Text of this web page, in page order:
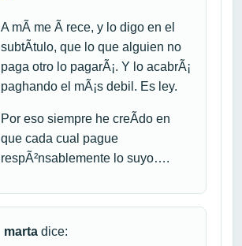
A mÃ­ me Ã rece, y lo digo en el
subtÃ­tulo, que lo que alguien no
paga otro lo pagarÃ¡. Y lo acabrÃ¡
paghando el mÃ¡s debil. Es ley.
Por eso siempre he creÃ­do en
que cada cual pague
respÃ²nsablemente lo suyo….
marta dice: